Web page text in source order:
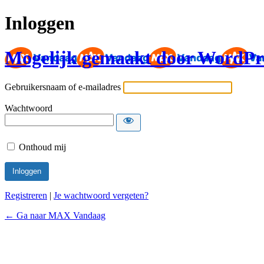
Inloggen
Mogelijk gemaakt door
Gebruikersnaam of e-mailadres
Wachtwoord
Onthoud mij
Registreren | Je wachtwoord vergeten?
← Ga naar MAX Vandaag